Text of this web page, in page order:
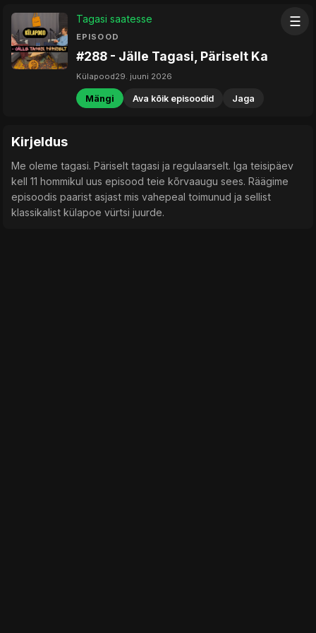
☰
Tagasi saatesse
EPISOOD
#288 - Jälle Tagasi, Päriselt Ka
Külapood29. juuni 2026
Mängi Ava kõik episoodid Jaga
Kirjeldus
Me oleme tagasi. Päriselt tagasi ja regulaarselt. Iga teisipäev
kell 11 hommikul uus episood teie kõrvaaugu sees. Räägime
episoodis paarist asjast mis vahepeal toimunud ja sellist
klassikalist külapoe vürtsi juurde.